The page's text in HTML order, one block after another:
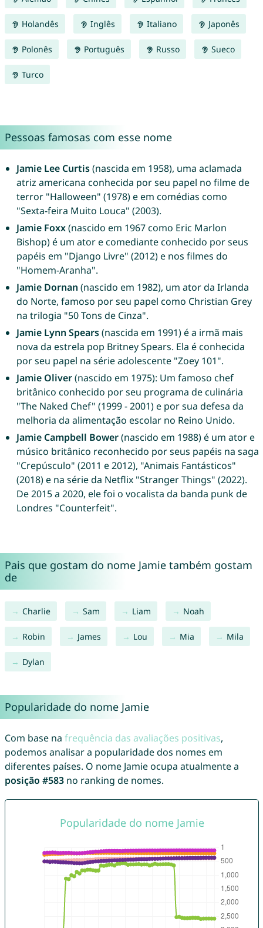
Holandês Inglês Italiano Japonês
Polonês Português Russo Sueco
Turco
Pessoas famosas com esse nome
Jamie Lee Curtis(nascida em 1958), uma aclamada
atriz americana conhecida por seu papel no filme de
terror "Halloween" (1978) e em comédias como
"Sexta-feira Muito Louca" (2003).
Jamie Foxx(nascido em 1967 como Eric Marlon
Bishop) é um ator e comediante conhecido por seus
papéis em "Django Livre" (2012) e nos filmes do
"Homem-Aranha".
Jamie Dornan (nascido em 1982), um ator da Irlanda
do Norte, famoso por seu papel como Christian Grey
na trilogia "50 Tons de Cinza".
Jamie Lynn Spears(nascida em 1991) é a irmã mais
nova da estrela pop Britney Spears. Ela é conhecida
por seu papel na série adolescente "Zoey 101".
Jamie Oliver(nascido em 1975): Um famoso chef
britânico conhecido por seu programa de culinária
"The Naked Chef" (1999 - 2001) e por sua defesa da
melhoria da alimentação escolar no Reino Unido.
Jamie Campbell Bower(nascido em 1988) é um ator e
músico britânico reconhecido por seus papéis na saga
"Crepúsculo" (2011 e 2012), "Animais Fantásticos"
(2018) e na série da Netflix "Stranger Things" (2022).
De 2015 a 2020, ele foi o vocalista da banda punk de
Londres "Counterfeit".
Pais que gostam do nome Jamie também gostam
de
Charlie Sam Liam Noah
Robin James Lou Mia Mila
Dylan
Popularidade do nome Jamie
Com base na frequência das avaliações positivas,
podemos analisar a popularidade dos nomes em
diferentes países. O nome Jamie ocupa atualmente a
posição #583no ranking de nomes.